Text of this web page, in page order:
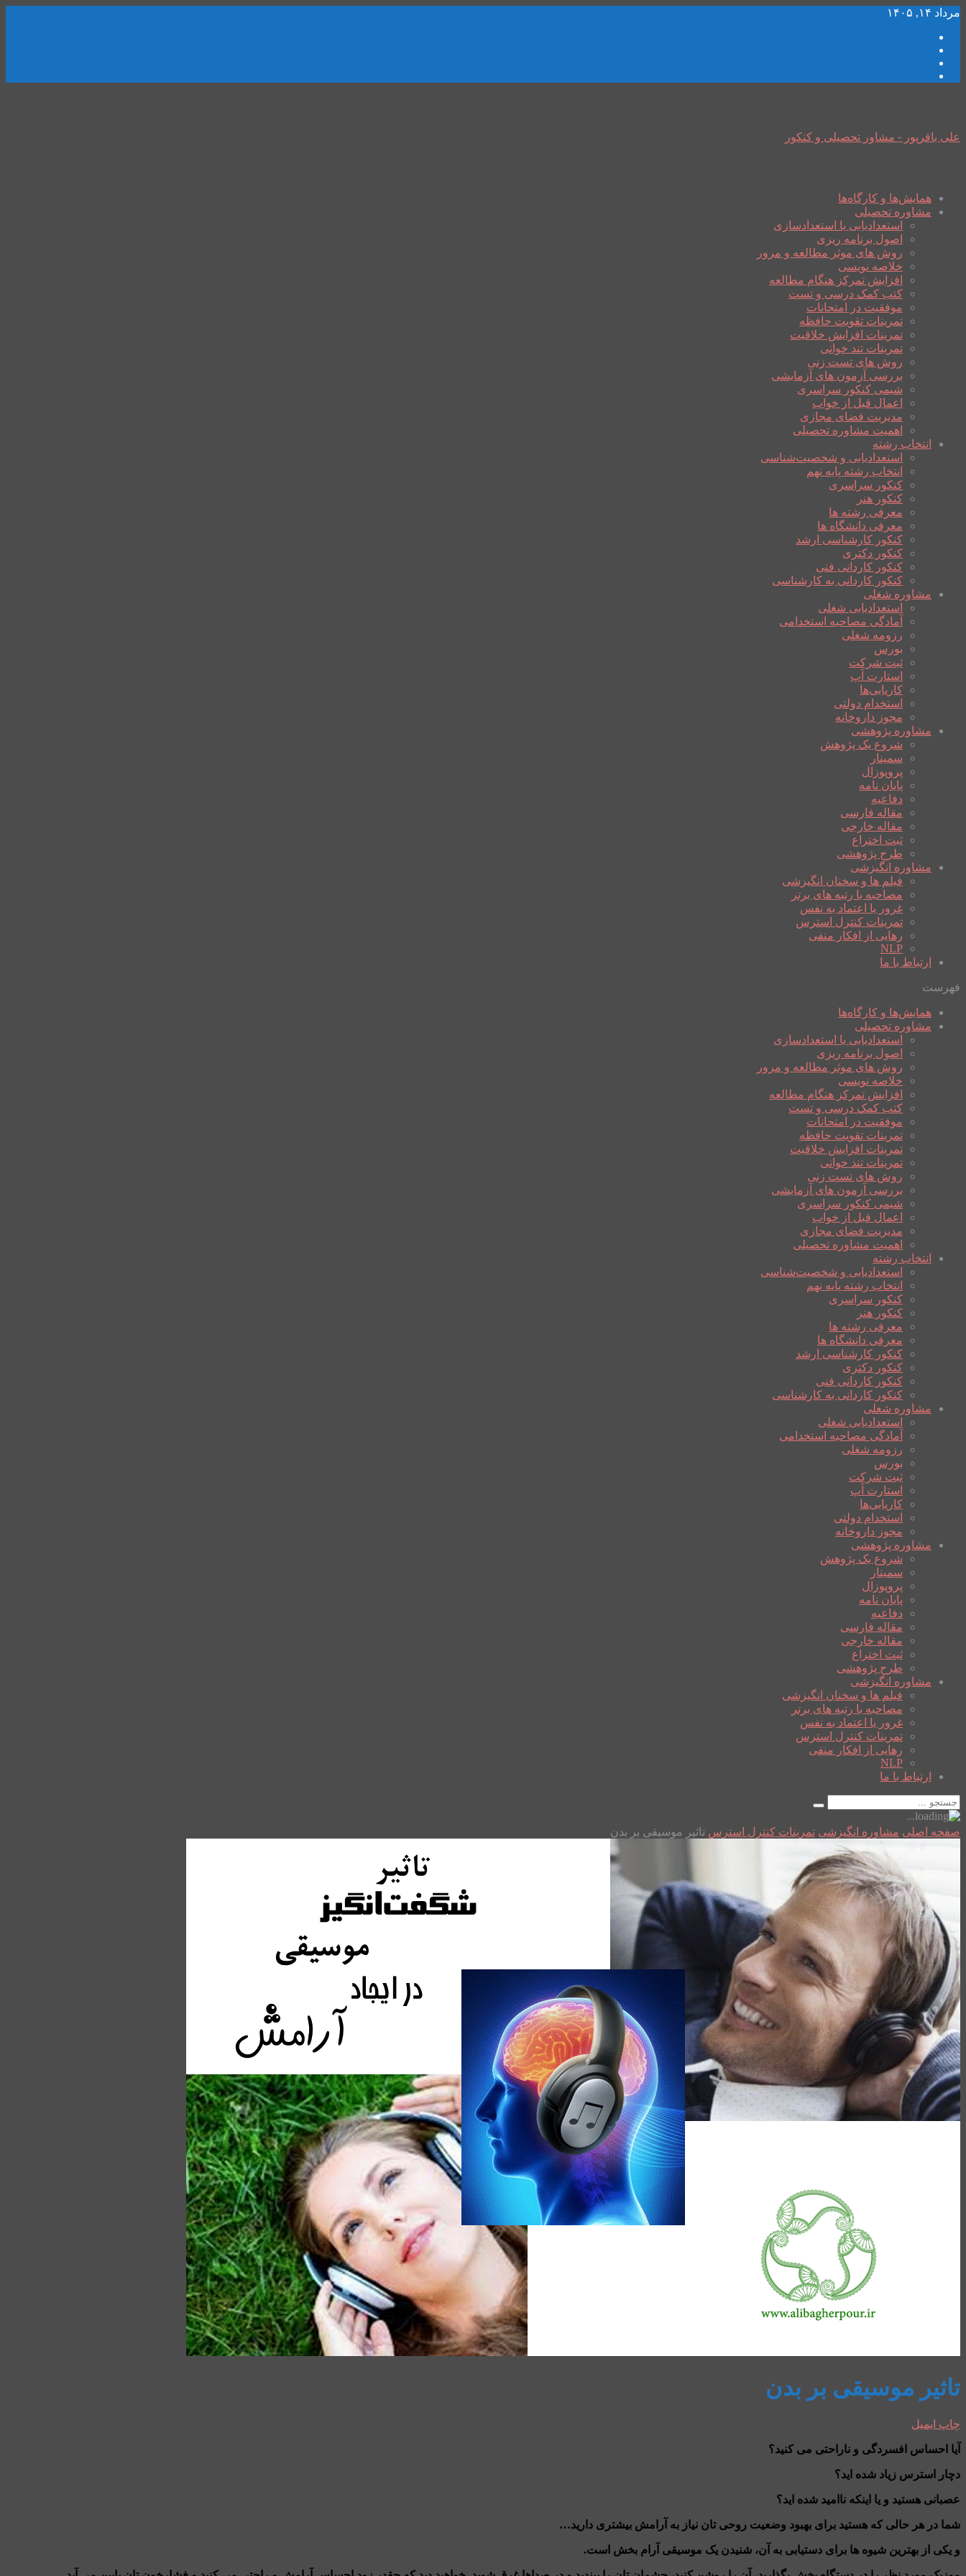
مرداد ۱۴, ۱۴۰۵
علی باقرپور - مشاور تحصیلی و کنکور
همایش‌ها و کارگاه‌ها
مشاوره تحصیلی
استعدادیابی یا استعدادسازی
اصول برنامه ریزی
روش های موثر مطالعه و مرور
خلاصه نویسی
افزایش تمرکز هنگام مطالعه
کتب کمک درسی و تست
موفقیت در امتحانات
تمرینات تقویت حافظه
تمرینات افزایش خلاقیت
تمرینات تند خوانی
روش های تست زنی
بررسی آزمون های آزمایشی
شیمی کنکور سراسری
اعمال قبل از خواب
مدیریت فضای مجازی
اهمیت مشاوره تحصیلی
انتخاب رشته
استعدادیابی و شخصیت‌شناسی
انتخاب رشته پایه نهم
کنکور سراسری
کنکور هنر
معرفی رشته ها
معرفی دانشگاه ها
کنکور کارشناسی ارشد
کنکور دکتری
کنکور کاردانی فنی
کنکور کاردانی به کارشناسی
مشاوره شغلی
استعدادیابی شغلی
آمادگی مصاحبه استخدامی
رزومه شغلی
بورس
ثبت شرکت
استارت آپ
کاریابی‌ها
استخدام دولتی
مجوز داروخانه
مشاوره پژوهشی
شروع یک پژوهش
سمینار
پروپوزال
پایان نامه
دفاعیه
مقاله فارسی
مقاله خارجی
ثبت اختراع
طرح پژوهشی
مشاوره انگیزشی
فیلم ها و سخنان انگیزشی
مصاحبه با رتبه های برتر
غرور یا اعتماد به نفس
تمرینات کنترل استرس
رهایی از افکار منفی
NLP
ارتباط با ما
فهرست
همایش‌ها و کارگاه‌ها
مشاوره تحصیلی
استعدادیابی یا استعدادسازی
اصول برنامه ریزی
روش های موثر مطالعه و مرور
خلاصه نویسی
افزایش تمرکز هنگام مطالعه
کتب کمک درسی و تست
موفقیت در امتحانات
تمرینات تقویت حافظه
تمرینات افزایش خلاقیت
تمرینات تند خوانی
روش های تست زنی
بررسی آزمون های آزمایشی
شیمی کنکور سراسری
اعمال قبل از خواب
مدیریت فضای مجازی
اهمیت مشاوره تحصیلی
انتخاب رشته
استعدادیابی و شخصیت‌شناسی
انتخاب رشته پایه نهم
کنکور سراسری
کنکور هنر
معرفی رشته ها
معرفی دانشگاه ها
کنکور کارشناسی ارشد
کنکور دکتری
کنکور کاردانی فنی
کنکور کاردانی به کارشناسی
مشاوره شغلی
استعدادیابی شغلی
آمادگی مصاحبه استخدامی
رزومه شغلی
بورس
ثبت شرکت
استارت آپ
کاریابی‌ها
استخدام دولتی
مجوز داروخانه
مشاوره پژوهشی
شروع یک پژوهش
سمینار
پروپوزال
پایان نامه
دفاعیه
مقاله فارسی
مقاله خارجی
ثبت اختراع
طرح پژوهشی
مشاوره انگیزشی
فیلم ها و سخنان انگیزشی
مصاحبه با رتبه های برتر
غرور یا اعتماد به نفس
تمرینات کنترل استرس
رهایی از افکار منفی
NLP
ارتباط با ما
صفحه اصلی مشاوره انگیزشی تمرینات کنترل استرس تاثیر موسیقی بر بدن
تاثیر موسیقی بر بدن
چاپ ایمیل
آیا احساس افسردگی و ناراحتی می کنید؟
دچار استرس زیاد شده اید؟
عصبانی هستید و یا اینکه ناامید شده اید؟
شما در هر حالی که هستید برای بهبود وضعیت روحی تان نیاز به آرامش بیشتری دارید…
و یکی از بهترین شیوه ها برای دستیابی به آن، شنیدن یک موسیقی آرام بخش است.